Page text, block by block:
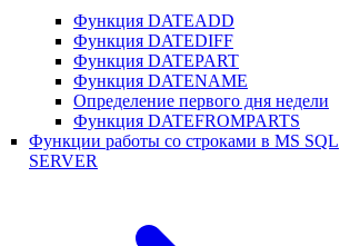
Функция DATEADD
Функция DATEDIFF
Функция DATEPART
Функция DATENAME
Определение первого дня недели
Функция DATEFROMPARTS
Функции работы со строками в MS SQL
SERVER